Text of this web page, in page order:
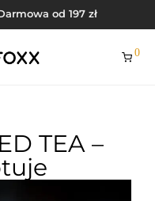
od 197 zł
0
TEA –